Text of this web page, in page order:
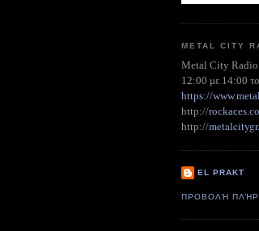
METAL CITY
Metal City Radio
12:00 με 14:00
https://
http://
http://
EL PRAKT
ΠΡΟΒΟΛΉ